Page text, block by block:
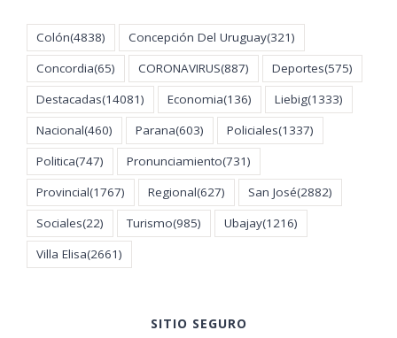
Colón(4838) Concepción Del Uruguay(321)
Concordia(65) CORONAVIRUS(887) Deportes(575)
Destacadas(14081) Economia(136) Liebig(1333)
Nacional(460) Parana(603) Policiales(1337)
Politica(747) Pronunciamiento(731)
Provincial(1767) Regional(627) San José(2882)
Sociales(22) Turismo(985) Ubajay(1216)
Villa Elisa(2661)
SITIO SEGURO